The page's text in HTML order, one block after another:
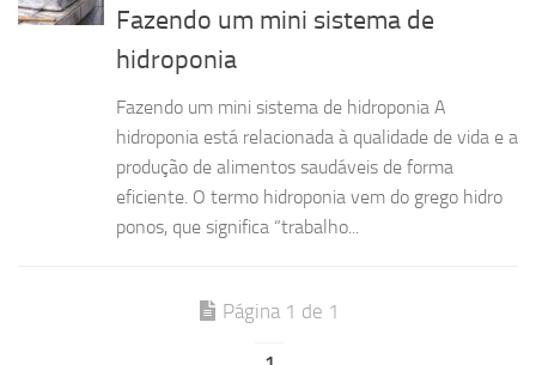
Fazendo um mini sistema de
hidroponia
Fazendo um mini sistema de hidroponia A
hidroponia está relacionada à qualidade de vida e a
produção de alimentos saudáveis de forma
eficiente. O termo hidroponia vem do grego hidro
ponos, que significa “trabalho...
Página 1 de 1